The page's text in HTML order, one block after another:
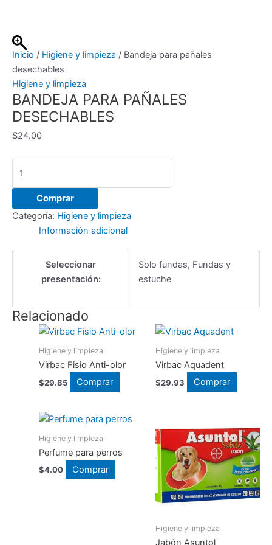
contenido
Inicio / Higiene y limpieza / Bandeja para pañales
desechables
Higiene y limpieza
BANDEJA PARA PAÑALES
DESECHABLES
$24.00
para
pañales
desechables
cantidad
Comprar
Categoría: Higiene y limpieza
Información adicional
Seleccionar
presentación:
Solo fundas, Fundas y
estuche
Relacionado
Higiene y limpieza
Virbac Fisio Anti-olor
$29.85 Comprar
Higiene y limpieza
Virbac Aquadent
$29.93 Comprar
Higiene y limpieza
Perfume para perros
$4.00 Comprar
Higiene y limpieza
Jabón Asuntol